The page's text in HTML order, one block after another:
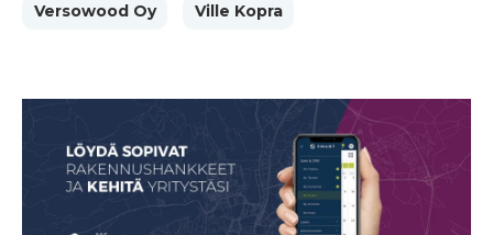
Versowood Oy Ville Kopra